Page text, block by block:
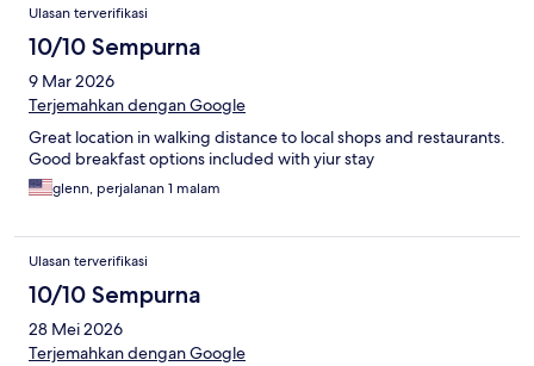
Ulasan terverifikasi
10/10 Sempurna
9 Mar 2026
Terjemahkan dengan Google
Great location in walking distance to local shops and restaurants.
Good breakfast options included with yiur stay
glenn, perjalanan 1 malam
Ulasan terverifikasi
10/10 Sempurna
28 Mei 2026
Terjemahkan dengan Google